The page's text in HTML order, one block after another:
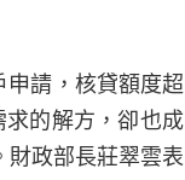
申請，核貸額度超
的解方，卻也成
財政部長莊翠雲表